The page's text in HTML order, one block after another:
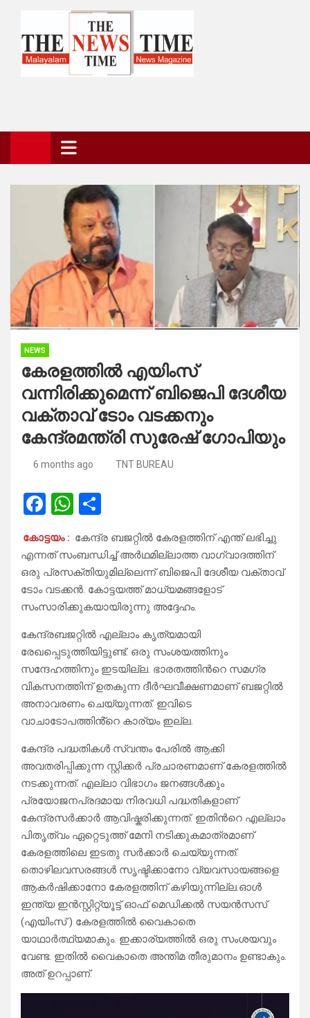
content
NEWS
കേരളത്തില്‍ എയിംസ്
വന്നിരിക്കുമെന്ന് ബിജെപി ദേശീയ
വക്താവ് ടോം വടക്കനും
കേന്ദ്രമന്ത്രി സുരേഷ് ഗോപിയും
6 months ago TNT BUREAU
F
ce
b
o
o
k
W
at
s
A
p
p
ar
e
കോട്ടയം : കേന്ദ്ര ബജറ്റിൽ കേരളത്തിന് എന്ത് ലഭിച്ചു
എന്നത് സംബന്ധിച്ച് അർഥമില്ലാത്ത വാഗ്വാദത്തിന്
ഒരു പ്രസക്തിയുമില്ലെന്ന് ബിജെപി ദേശീയ വക്താവ്
ടോം വടക്കൻ. കോട്ടയത്ത് മാധ്യമങ്ങളോട്
സംസാരിക്കുകയായിരുന്നു അദ്ദേഹം.
കേന്ദ്രബജറ്റിൽ എല്ലാം കൃത്യമായി
രേഖപ്പെടുത്തിയിട്ടുണ്ട്. ഒരു സംശയത്തിനും
സന്ദേഹത്തിനും ഇടയില്ല. ഭാരതത്തിൻറെ സമഗ്ര
വികസനത്തിന് ഉതകുന്ന ദീർഘവീക്ഷണമാണ് ബജറ്റിൽ
അനാവരണം ചെയ്യുന്നത്. ഇവിടെ
വാചാടോപത്തിൻ്റെ കാര്യം ഇല്ല.
കേന്ദ്ര പദ്ധതികൾ സ്വന്തം പേരിൽ ആക്കി
അവതരിപ്പിക്കുന്ന സ്റ്റിക്കർ പ്രചാരണമാണ് കേരളത്തിൽ
നടക്കുന്നത്. എല്ലാ വിഭാഗം ജനങ്ങൾക്കും
പ്രയോജനപ്രദമായ നിരവധി പദ്ധതികളാണ്
കേന്ദ്രസർക്കാർ ആവിഷ്കരിക്കുന്നത്. ഇതിൻറെ എല്ലാം
പിതൃത്വം ഏറ്റെടുത്ത് മേനി നടിക്കുകമാത്രമാണ്
കേരളത്തിലെ ഇടതു സർക്കാർ ചെയ്യുന്നത്.
തൊഴിലവസരങ്ങൾ സൃഷ്ടിക്കാനോ വ്യവസായങ്ങളെ
ആകർഷിക്കാനോ കേരളത്തിന് കഴിയുന്നില്ല.ഓൾ
ഇന്ത്യ ഇൻസ്റ്റിറ്റ്യൂട്ട് ഓഫ് മെഡിക്കൽ സയൻസസ്
(എയിംസ് ) കേരളത്തിൽ വൈകാതെ
യാഥാർത്ഥ്യമാകും. ഇക്കാര്യത്തിൽ ഒരു സംശയവും
വേണ്ട. ഇതിൽ വൈകാതെ അന്തിമ തീരുമാനം ഉണ്ടാകും.
അത് ഉറപ്പാണ്.